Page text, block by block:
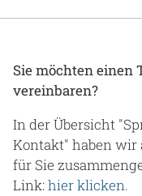
Sie möchten einen
vereinbaren?
In der Übersicht
Kontakt" haben
für Sie
Link:hier klicken.